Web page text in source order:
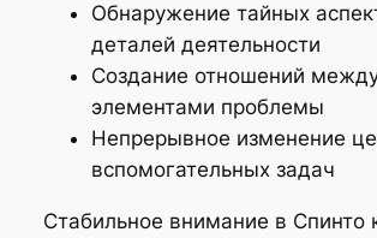
Обнаружение тайных
деталей деятельности
Создание отношений
элементами проблемы
Непрерывное изменение
вспомогательных задач
Стабильное внимание в Спинто